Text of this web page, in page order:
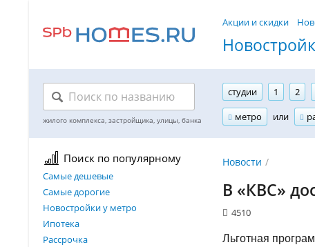
Акции и скидки
студии 1 2
метро
или
Поиск по популярному
Самые дешевые
Самые дорогие
Новостройки у метро
Ипотека
Рассрочка
Новости
В «КВС»
4510
Льготная